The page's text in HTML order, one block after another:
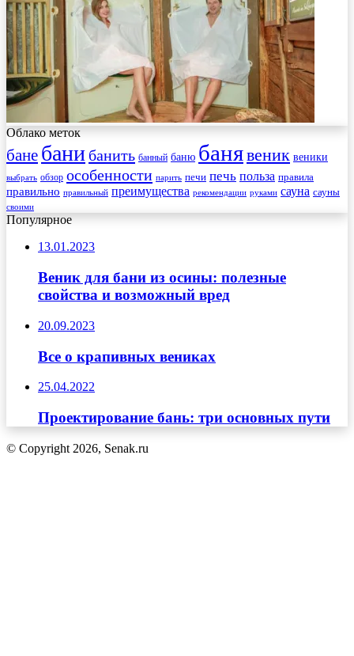
Облако меток
бане бани банить банный баню банявеник веники
выбрать обзор особенности парить печи печь польза правила
правильно правильный преимущества рекомендации руками сауна сауны
своими
Популярное
13.01.2023
Веник для бани из осины: полезные
свойства и возможный вред
20.09.2023
Все о крапивных вениках
25.04.2022
Проектирование бань: три основных пути
© Copyright 2026, Senak.ru